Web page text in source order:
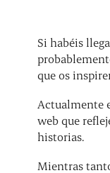
Si habéis
que os
Actualmente
web que
historias.
Mientras